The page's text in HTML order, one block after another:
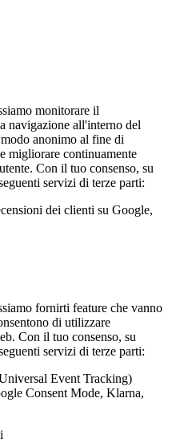
monitorare il
navigazione all'interno del
anonimo al fine di
migliorare continuamente
Con il tuo consenso, su
servizi di terze parti:
dei clienti su Google,
fornirti feature che vanno
di utilizzare
Con il tuo consenso, su
servizi di terze parti:
Event Tracking)
Consent Mode, Klarna,